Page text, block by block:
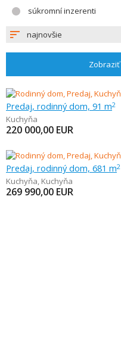
súkromní inzerenti
najnovšie
Zobraziť
Predaj, rodinný dom, 91 m2
Kuchyňa
220 000,00 EUR
Predaj, rodinný dom, 681 m2
Kuchyňa, Kuchyňa
269 990,00 EUR